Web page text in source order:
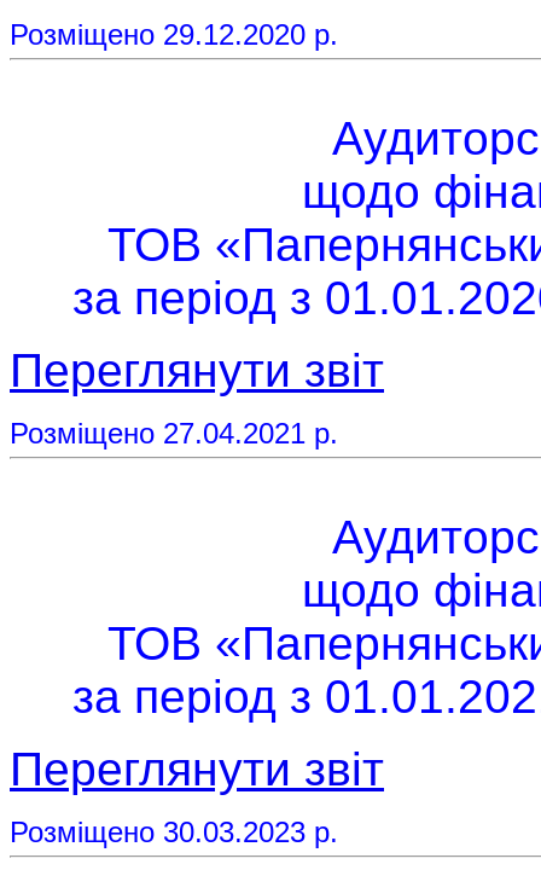
Розміщено 29.12.2020 р.
щодо
ТОВ
за період з
Переглянути звіт
Розміщено 27.04.2021 р.
щодо
ТОВ
за період з
Переглянути звіт
Розміщено 30.03.2023 р.